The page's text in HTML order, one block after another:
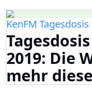
KenFM Tagesdosis
2019: Die
mehr